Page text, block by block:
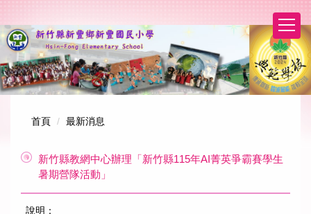
到
主
要
內
容
區
首頁 最新消息
新竹縣教網中心辦理「新竹縣115年AI菁英爭霸賽學生
暑期營隊活動」
說明：